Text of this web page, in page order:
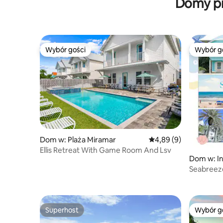
Wybór gości
Wybór gości
Dom w: Plaża Miramar Średnia ocena: 4,89
4,89 (9)
Ellis Retreat With Game Room And Lsv
Wybór
Wybór
Dom w:
Superhost
Superhost Wybór
Wybór